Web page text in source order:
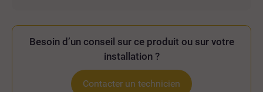
Besoin d’un conseil sur ce produit ou sur votre
installation ?
Contacter un technicien